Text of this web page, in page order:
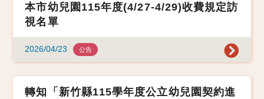
本市幼兒園115年度(4/27-4/29)收費規定訪
視名單
2026/04/23 公告
轉知「新竹縣115學年度公立幼兒園契約進